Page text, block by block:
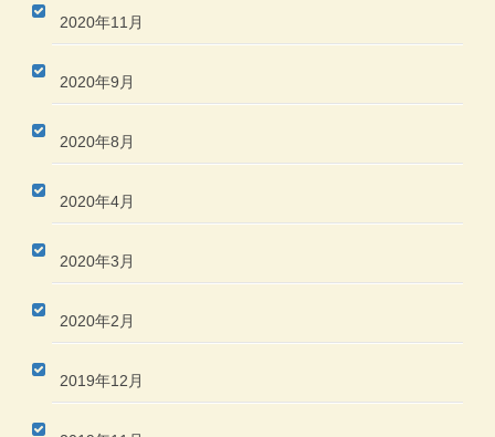
2020年11月
2020年9月
2020年8月
2020年4月
2020年3月
2020年2月
2019年12月